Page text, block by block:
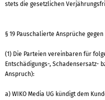
stets die gesetzlichen
§ 19 Pauschalierte Ansprüche
(1) Die Parteien vereinbaren für
Entschädigungs-, Schadensersatz-
Anspruch):
a) WIKO Media UG kündigt dem